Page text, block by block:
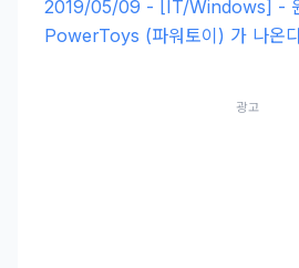
2019/05/09 - [IT/Windows] -
PowerToys (파워토이) 가 나온
광고